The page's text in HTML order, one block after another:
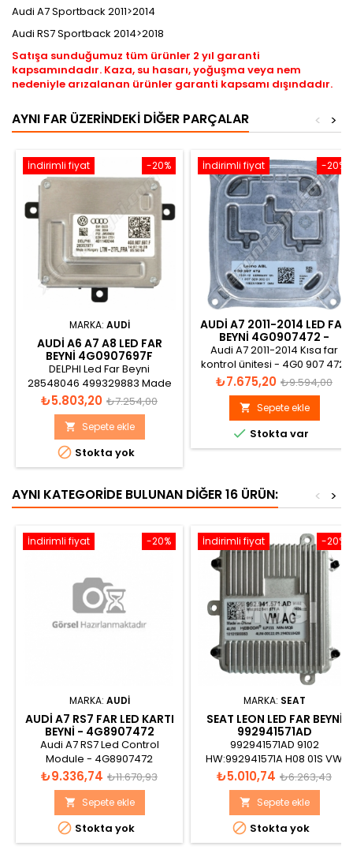
Audi A7 Sportback 2011>2014
Audi RS7 Sportback 2014>2018
Satışa sunduğumuz tüm ürünler 2 yıl garanti
kapsamındadır. Kaza, su hasarı, yoğuşma veya nem
nedeniyle arızalanan ürünler garanti kapsamı dışındadır.
AYNI FAR ÜZERINDEKI DIĞER PARÇALAR >
<
-20%
İndirimli fiyat
MARKA: AUDI
AUDI A6 A7 A8 LED FAR
BEYNI 4G0907697F
DELPHI Led Far Beyni
28548046 499329883 Made
in Macedonia LTM-2TFL,FRA
4G0.907.697.F
Fiyat
₺5.803,20 Normal
fiyat
₺7.254,00
 Sepete ekle
 Stokta yok
-20%
İndirimli fiyat
AUDI A7 2011-2014 LED FAR
BEYNI 4G0907472 -
4G0907472B
Audi A7 2011-2014 Kısa far
kontrol ünitesi - 4G0 907 472
Katalog görünümü
Fiyat
₺7.675,20 Normal
fiyat
₺9.594,00
 Sepete ekle
 Stokta var
AYNI KATEGORIDE BULUNAN DIĞER 16 ÜRÜN: >
<
-20%
İndirimli fiyat
MARKA: AUDI
AUDI A7 RS7 FAR LED KARTI
BEYNI - 4G8907472
Audi A7 RS7 Led Control
Module - 4G8907472
Fiyat
₺9.336,74 Normal
fiyat
₺11.670,93
 Sepete ekle
 Stokta yok
-20%
İndirimli fiyat
MARKA: SEAT
SEAT LEON LED FAR BEYNI
992941571AD
992.941.571.AD
992941571AD 9102
HW:992941571A H08 01S VW
AG Made in China 4UM
KEBODA LLP111 MIN-MQB
10101500063 4UM-
00122.09.1940110428
Fiyat
₺5.010,74 Normal
fiyat
₺6.263,43
 Sepete ekle
 Stokta yok